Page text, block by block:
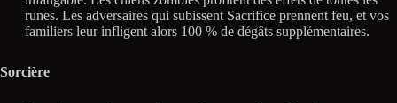
runes. Les adversaires qui subissent Sacrifice prennent feu, et vos
familiers leur infligent alors 100 % de dégâts supplémentaires.
Sorcière